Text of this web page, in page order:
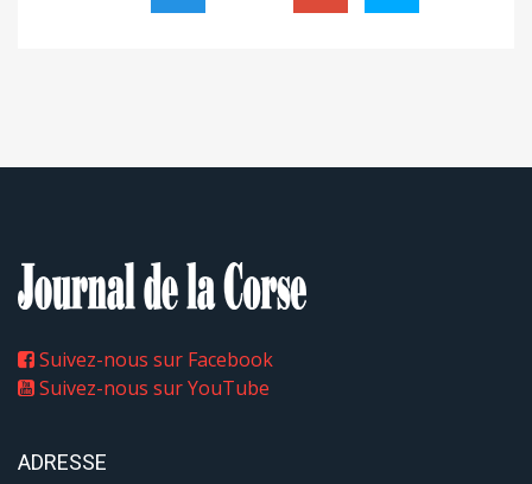
Suivez-nous sur Facebook
Suivez-nous sur YouTube
ADRESSE